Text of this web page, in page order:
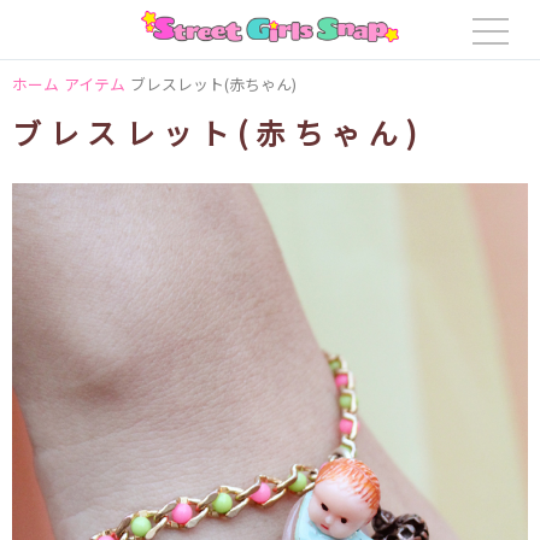
ホーム アイテム ブレスレット(赤ちゃん)
ブレスレット(赤ちゃん)